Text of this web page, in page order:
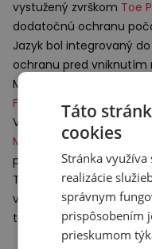
vystužený zvrškom Toe
dodatočnú ochranu
Jazyk bol integrovaný
ochranu pred
Medzipodrážka je
Fresh Foam .
Vylepšený dezén
Megagrip™ Traction Lug™
priľnavosťou na
Trailová bežecká obuv
voľbou pre pokročilých
trailového behu.
Táto
cookies
Stránka
realizácie
správnym
prispôsobením
prieskumom